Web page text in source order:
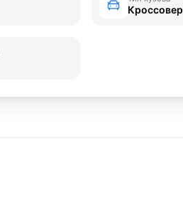
Кроссовер